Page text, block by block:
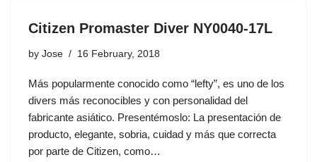
Citizen Promaster Diver NY0040-17L
by Jose 16 February, 2018
Más popularmente conocido como “lefty”, es uno de los
divers más reconocibles y con personalidad del
fabricante asiático. Presentémoslo: La presentación de
producto, elegante, sobria, cuidad y más que correcta
por parte de Citizen, como…